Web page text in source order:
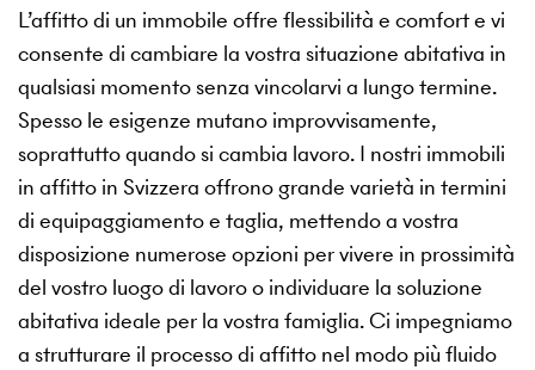
L’affitto di un immobile offre flessibilità e comfort e vi
consente di cambiare la vostra situazione abitativa in
qualsiasi momento senza vincolarvi a lungo termine.
Spesso le esigenze mutano improvvisamente,
soprattutto quando si cambia lavoro. I nostri immobili
in affitto in Svizzera offrono grande varietà in termini
di equipaggiamento e taglia, mettendo a vostra
disposizione numerose opzioni per vivere in prossimità
del vostro luogo di lavoro o individuare la soluzione
abitativa ideale per la vostra famiglia. Ci impegniamo
a strutturare il processo di affitto nel modo più fluido